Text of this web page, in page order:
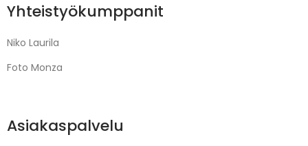
Yhteistyökumppanit
Niko Laurila
Foto Monza
Asiakaspalvelu